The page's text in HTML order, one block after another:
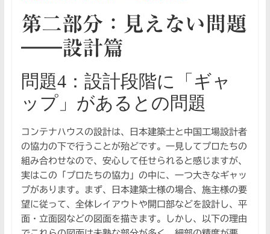
第二部分：見えない問題
――設計篇
問題4：設計段階に「ギャ
ップ」があるとの問題
コンテナハウスの設計は、日本建築士と中国工場設計者
の協力の下で行うことが殆どです。一見してプロたちの
組み合わせなので、安心して任せられると感じますが、
実はこの「プロたちの協力」の中に、一つ大きなギャッ
プがあります。まず、日本建築士様の場合、施主様の要
望に従って、全体レイアウトや開口部などを設計し、平
面・立面図などの図面を描きます。しかし、以下の理由